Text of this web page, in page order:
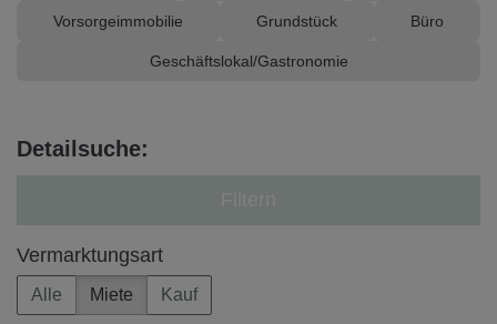
Vorsorgeimmobilie Grundstück Büro
Geschäftslokal/Gastronomie
Detailsuche:
Vermarktungsart
Alle Miete Kauf